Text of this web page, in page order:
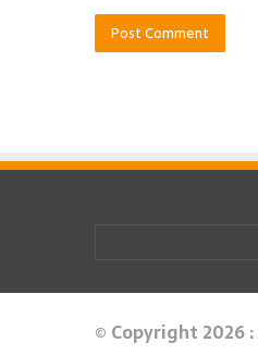
© Copyright 2026